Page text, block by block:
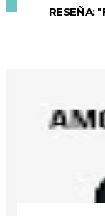
RESEÑA: